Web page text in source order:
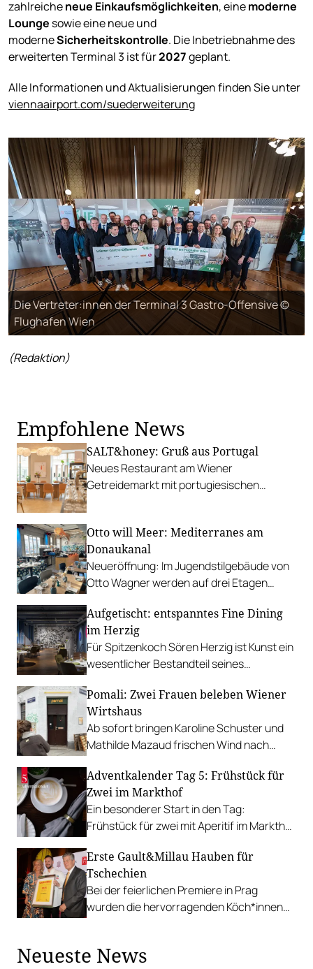
zahlreicheneue Einkaufsmöglichkeiten, einemoderne
Lounge sowie eine neue und
moderneSicherheitskontrolle. Die Inbetriebnahme des
erweiterten Terminal 3 ist für2027geplant.
Alle Informationen und Aktualisierungen finden Sie unter
viennaairport.com/suederweiterung
Die Vertreter:innen der Terminal 3 Gastro-Offensive ©
Flughafen Wien
(Redaktion)
Empfohlene News
SALT&honey: Gruß aus Portugal
Neues Restaurant am Wiener
Getreidemarkt mit portugiesischen
Otto will Meer: Mediterranes am
Donaukanal
Neueröffnung: Im Jugendstilgebäude von
Otto Wagner werden auf drei Etagen
mehr serviert.
Aufgetischt: entspanntes Fine Dining
im Herzig
Für Spitzenkoch Sören Herzig ist Kunst ein
wesentlicher Bestandteil seines
auch beim Interieur.
Pomali: Zwei Frauen beleben Wiener
Wirtshaus
Ab sofort bringen Karoline Schuster und
Mathilde Mazaud frischen Wind nach
Adventkalender Tag 5: Frühstück für
Zwei im Markthof
Ein besonderer Start in den Tag:
Frühstück für zwei mit Aperitif im Markthof
Genuss trifft.
Erste Gault&Millau Hauben für
Tschechien
Bei der feierlichen Premiere in Prag
wurden die hervorragenden Köch*innen
Neueste News